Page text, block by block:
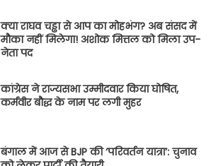
क्या राघव चड्ढा से आप का मोहभंग? अब संसद में
मौका नहीं मिलेगा! अशोक मित्तल को मिला उप-
नेता पद
कांग्रेस ने राज्यसभा उम्मीदवार किया घोषित,
कर्मवीर बौद्ध के नाम पर लगी मुहर
बंगाल में आज से BJP की ‘परिवर्तन यात्रा’: चुनाव